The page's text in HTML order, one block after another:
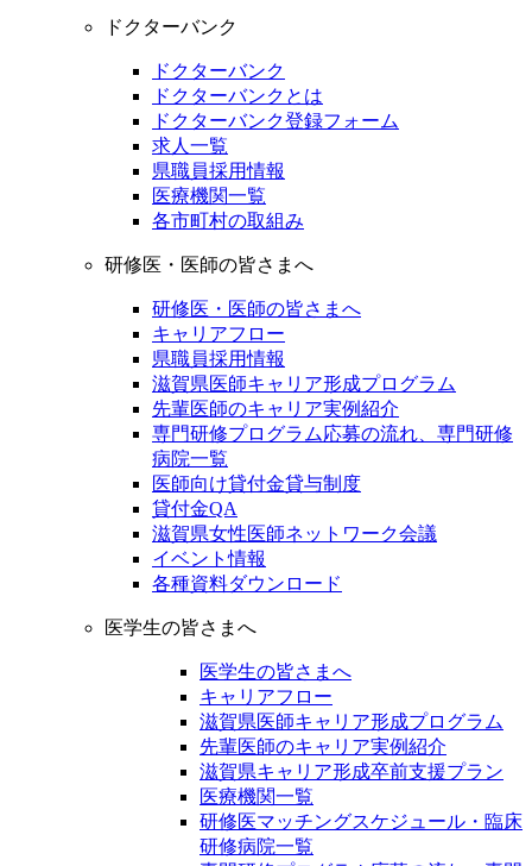
ドクターバンク
ドクターバンク
ドクターバンクとは
ドクターバンク登録フォーム
求人一覧
県職員採用情報
医療機関一覧
各市町村の取組み
研修医・医師の皆さまへ
研修医・医師の皆さまへ
キャリアフロー
県職員採用情報
滋賀県医師キャリア形成プログラム
先輩医師のキャリア実例紹介
専門研修プログラム応募の流れ、専門研修
病院一覧
医師向け貸付金貸与制度
貸付金QA
滋賀県女性医師ネットワーク会議
イベント情報
各種資料ダウンロード
医学生の皆さまへ
医学生の皆さまへ
キャリアフロー
滋賀県医師キャリア形成プログラム
先輩医師のキャリア実例紹介
滋賀県キャリア形成卒前支援プラン
医療機関一覧
研修医マッチングスケジュール・臨床
研修病院一覧